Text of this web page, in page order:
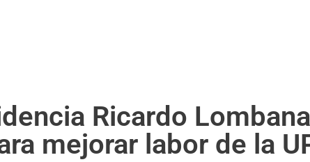
Ricardo
mejorar labor de la